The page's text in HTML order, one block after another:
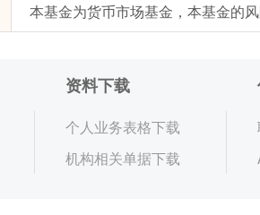
本基金为货币市场基金，本基金的
资料下载
个人业务表格下载
机构相关单据下载